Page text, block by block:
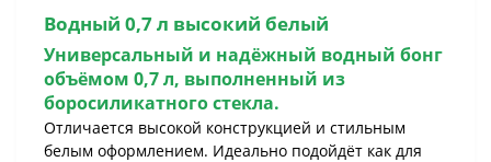
Водный 0,7 л высокий белый
Универсальный и надёжный водный бонг
объёмом 0,7 л, выполненный из
боросиликатного стекла.
Отличается высокой конструкцией и стильным
белым оформлением. Идеально подойдёт как для